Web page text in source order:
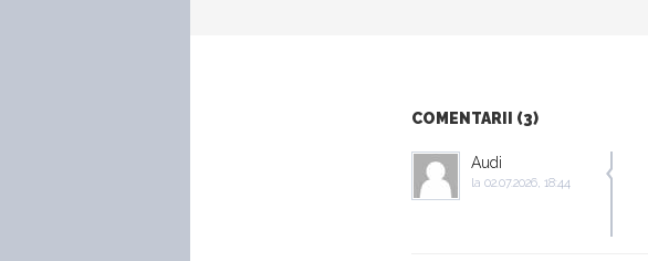
COMENTARII (3)
Audi
la 02.07.2026, 18:44